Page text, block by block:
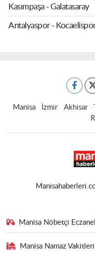
Kasımpaşa - Galatasaray
Antalyaspor -
Manisa İzmir Akhisar
Manisa Nöbetçi
Manisa Namaz Vakitleri